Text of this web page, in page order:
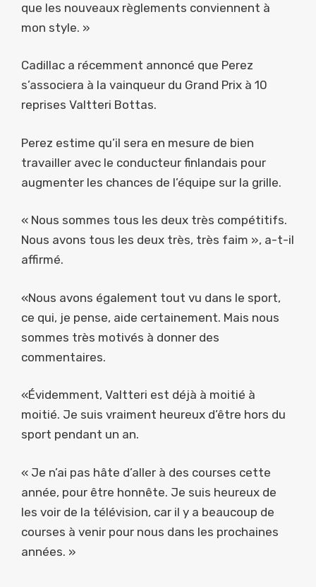
que les nouveaux règlements conviennent à
mon style. »
Cadillac a récemment annoncé que Perez
s’associera à la vainqueur du Grand Prix à 10
reprises Valtteri Bottas.
Perez estime qu’il sera en mesure de bien
travailler avec le conducteur finlandais pour
augmenter les chances de l’équipe sur la grille.
« Nous sommes tous les deux très compétitifs.
Nous avons tous les deux très, très faim », a-t-il
affirmé.
«Nous avons également tout vu dans le sport,
ce qui, je pense, aide certainement. Mais nous
sommes très motivés à donner des
commentaires.
«Évidemment, Valtteri est déjà à moitié à
moitié. Je suis vraiment heureux d’être hors du
sport pendant un an.
« Je n’ai pas hâte d’aller à des courses cette
année, pour être honnête. Je suis heureux de
les voir de la télévision, car il y a beaucoup de
courses à venir pour nous dans les prochaines
années. »